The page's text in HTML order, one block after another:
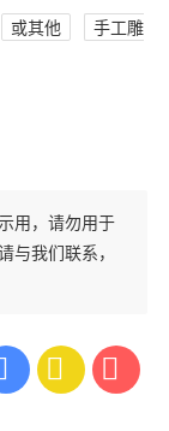
或其他
手工雕
用，请勿用于
与我们联系，